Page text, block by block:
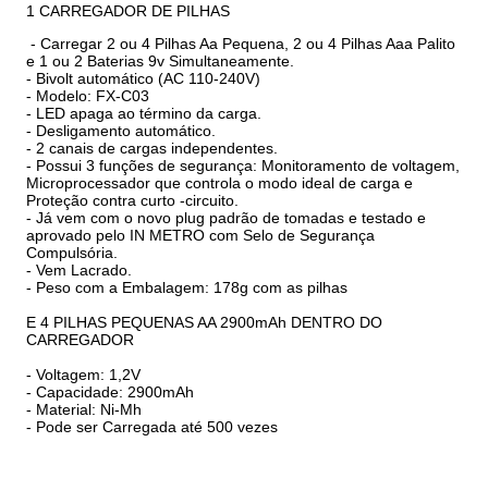
1 CARREGADOR DE PILHAS
- Carregar 2 ou 4 Pilhas Aa Pequena, 2 ou 4 Pilhas Aaa Palito
e 1 ou 2 Baterias 9v Simultaneamente.
- Bivolt automático (AC 110-240V)
- Modelo: FX-C03
- LED apaga ao término da carga.
- Desligamento automático.
- 2 canais de cargas independentes.
- Possui 3 funções de segurança: Monitoramento de voltagem,
Microprocessador que controla o modo ideal de carga e
Proteção contra curto -circuito.
- Já vem com o novo plug padrão de tomadas e testado e
aprovado pelo IN METRO com Selo de Segurança
Compulsória.
- Vem Lacrado.
- Peso com a Embalagem: 178g com as pilhas
E 4 PILHAS PEQUENAS AA 2900mAh DENTRO DO
CARREGADOR
- Voltagem: 1,2V
- Capacidade: 2900mAh
- Material: Ni-Mh
- Pode ser Carregada até 500 vezes